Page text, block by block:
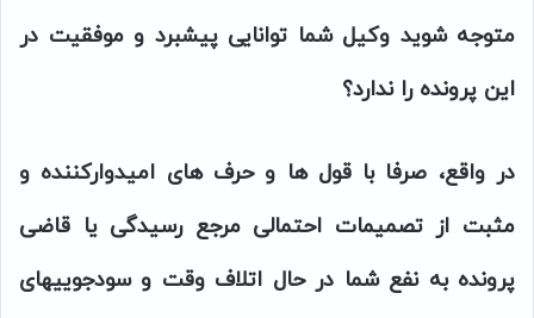
متوجه شوید وکیل شما توانایی پیشبرد و موفقیت در
این پرونده را ندارد؟
در واقع، صرفا با قول ها و حرف های امیدوارکننده و
مثبت از تصمیمات احتمالی مرجع رسیدگی یا قاضی
پرونده به نفع شما در حال اتلاف وقت و سودجوییهای